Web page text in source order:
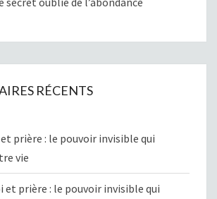
RÉCENTS
prière : le pouvoir invisible qui
vie
et prière : le pouvoir invisible qui